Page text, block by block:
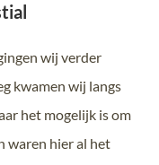
wij verder
kwamen wij langs
het mogelijk is om
waren hier al het